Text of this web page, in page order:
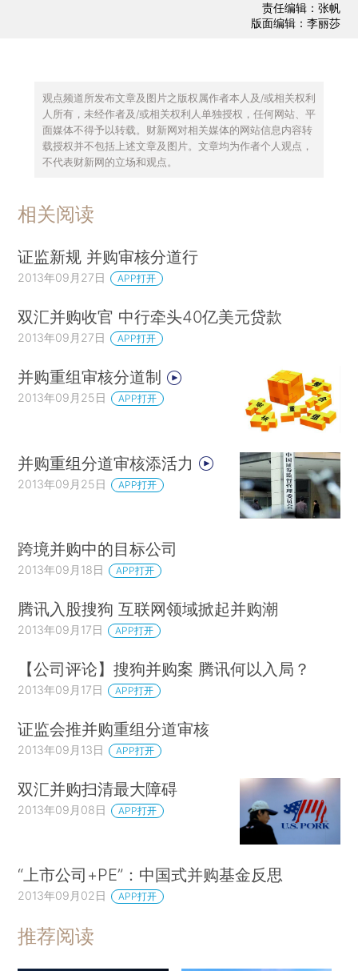
责任编辑：张帆
版面编辑：李丽莎
观点频道所发布文章及图片之版权属作者本人及/或相关权利
人所有，未经作者及/或相关权利人单独授权，任何网站、平
面媒体不得予以转载。财新网对相关媒体的网站信息内容转
载授权并不包括上述文章及图片。文章均为作者个人观点，
不代表财新网的立场和观点。
相关阅读
证监新规 并购审核分道行
2013年09月27日 APP打开
双汇并购收官 中行牵头40亿美元贷款
2013年09月27日 APP打开
并购重组审核分道制
2013年09月25日 APP打开
并购重组分道审核添活力
2013年09月25日 APP打开
跨境并购中的目标公司
2013年09月18日 APP打开
腾讯入股搜狗 互联网领域掀起并购潮
2013年09月17日 APP打开
【公司评论】搜狗并购案 腾讯何以入局？
2013年09月17日 APP打开
证监会推并购重组分道审核
2013年09月13日 APP打开
双汇并购扫清最大障碍
2013年09月08日 APP打开
“上市公司+PE”：中国式并购基金反思
2013年09月02日 APP打开
推荐阅读